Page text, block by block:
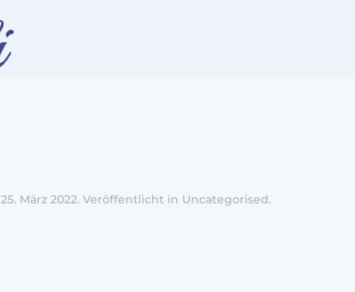
25. März 2022. Veröffentlicht in Uncategorised.